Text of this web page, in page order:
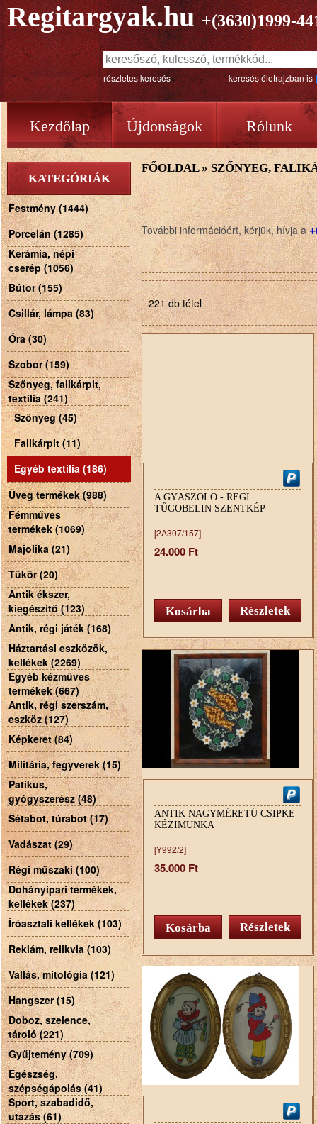
Regitargyak.hu +(3630)1999-
részletes keresés keresés életrajzban is
Kezdőlap Újdonságok Rólunk
KATEGÓRIÁK
Festmény (1444)
Porcelán (1285)
Kerámia, népi
cserép (1056)
Bútor (155)
Csillár, lámpa (83)
Óra (30)
Szobor (159)
Szőnyeg, falikárpit,
textília (241)
Szőnyeg (45)
Falikárpit (11)
Egyéb textília (186)
Üveg termékek (988)
Fémműves
termékek (1069)
Majolika (21)
Tükör (20)
Antik ékszer,
kiegészítő (123)
Antik, régi játék (168)
Háztartási eszközök,
kellékek (2269)
Egyéb kézműves
termékek (667)
Antik, régi szerszám,
eszköz (127)
Képkeret (84)
Militária, fegyverek (15)
Patikus,
gyógyszerész (48)
Sétabot, túrabot (17)
Vadászat (29)
Régi műszaki (100)
Dohányipari termékek,
kellékek (237)
Íróasztali kellékek (103)
Reklám, relikvia (103)
Vallás, mitológia (121)
Hangszer (15)
Doboz, szelence,
tároló (221)
Gyűjtemény (709)
Egészség,
szépségápolás (41)
Sport, szabadidő,
utazás (61)
FŐOLDAL»SZŐNYEG,
További információért, kérjük, hívja a
221 db tétel
A GYÁSZOLÓ - RÉGI
TŰGOBELIN SZENTKÉP
[2A307/157]
24.000 Ft
Részletek
ANTIK NAGYMÉRETŰ CSIPKE
KÉZIMUNKA
[Y992/2]
35.000 Ft
Részletek